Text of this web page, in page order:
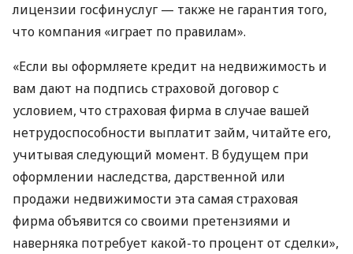
лицензии госфинуслуг — также не гарантия того,
что компания «играет по правилам».
«Если вы оформляете кредит на недвижимость и
вам дают на подпись страховой договор с
условием, что страховая фирма в случае вашей
нетрудоспособности выплатит займ, читайте его,
учитывая следующий момент. В будущем при
оформлении наследства, дарственной или
продажи недвижимости эта самая страховая
фирма объявится со своими претензиями и
наверняка потребует какой-то процент от сделки»,